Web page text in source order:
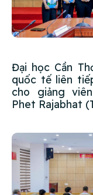
Đại học Cần
quốc tế liên
cho giảng
Phet Rajabhat